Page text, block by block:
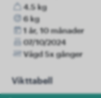
4.5 kg
6 kg
1 år, 10 månader
07/10/2024
Vägd 5x gånger
Vikttabell